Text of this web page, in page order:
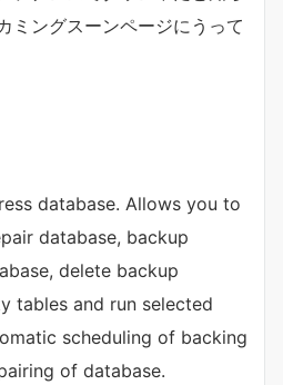
ミングスーンページにうって
database. Allows you to
database, backup
delete backup
tables and run selected
scheduling of backing
of database.